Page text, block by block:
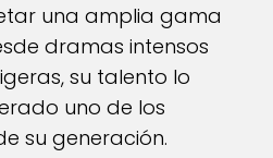
una amplia gama
dramas intensos
su talento lo
uno de los
su generación.